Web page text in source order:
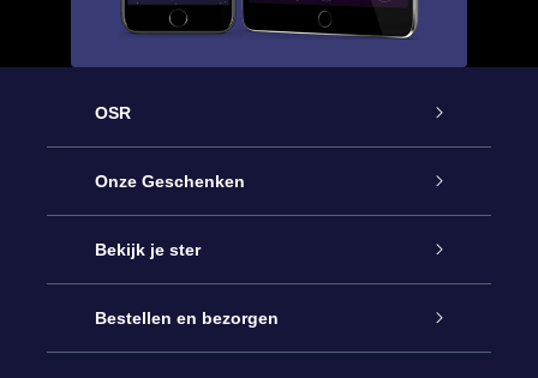
OSR
Service
Contact
Blog
Onze Geschenken
Online Star Gift
OSR Cadeaupakket
Bekijk je ster
Sterrenregister
Bestellen en bezorgen